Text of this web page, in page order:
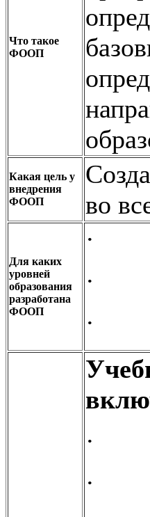
Что такое
ФООП
Какая цель у
внедрения
ФООП
во
Для каких
уровней
образования
разработана
ФООП
·
·
·
·
·